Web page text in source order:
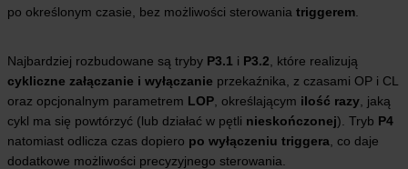
po określonym czasie, bez możliwości sterowania triggerem
Najbardziej rozbudowane są tryby P3.1 i P3.2 , które realizują
cykliczne załączanie i wyłączanie przekaźnika, z czasami OP i CL
oraz opcjonalnym parametrem LOP , określającym ilość razy , jaką
cykl ma się powtórzyć (lub działać w pętli nieskończonej). Tryb P4
natomiast odlicza czas dopiero po wyłączeniu triggera , co daje
dodatkowe możliwości precyzyjnego sterowania.